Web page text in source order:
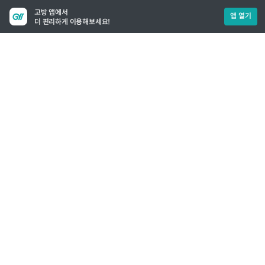
고방 앱에서
더 편리하게 이용해보세요!
앱 열기